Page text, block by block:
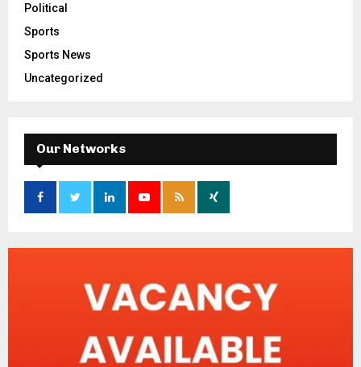
Political
Sports
Sports News
Uncategorized
Our Networks